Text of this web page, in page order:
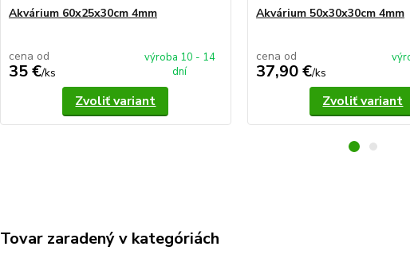
Akvárium 60x25x30cm 4mm
cena od
35 €/ks
výroba 10 - 14
dní
Zvoliť variant
Akvárium 50x30x30cm 4mm
cena od
37,90 €/ks
Zvoliť variant
Tovar zaradený v kategóriách